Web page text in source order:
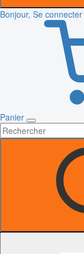
Bonjour, Se connecter
Panier